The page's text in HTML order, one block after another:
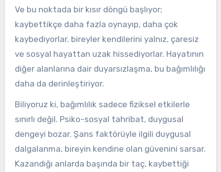
Ve bu noktada bir kısır döngü başlıyor;
kaybettikçe daha fazla oynayıp, daha çok
kaybediyorlar. bireyler kendilerini yalnız, çaresiz
ve sosyal hayattan uzak hissediyorlar. Hayatının
diğer alanlarına dair duyarsızlaşma, bu bağımlılığı
daha da derinleştiriyor.
Biliyoruz ki, bağımlılık sadece fiziksel etkilerle
sınırlı değil. Psiko-sosyal tahribat, duygusal
dengeyi bozar. Şans faktörüyle ilgili duygusal
dalgalanma, bireyin kendine olan güvenini sarsar.
Kazandığı anlarda başında bir taç, kaybettiği